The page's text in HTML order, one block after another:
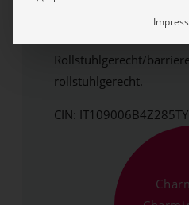
Ruhebereich, Laufband,
Rollstuhlgerecht/
rollstuhlgerecht.
CIN: